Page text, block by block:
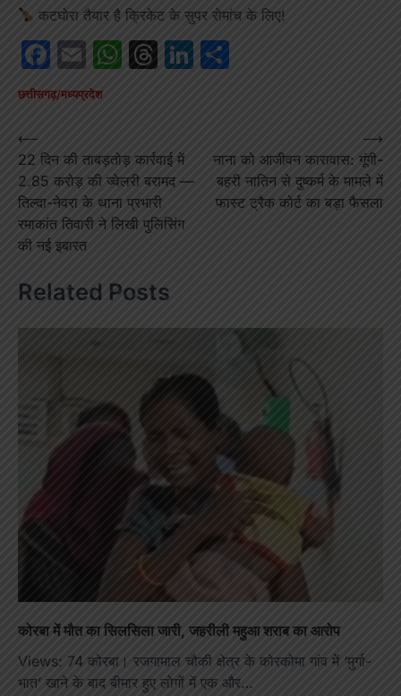
कटघोरा तैयार है क्रिकेट के सुपर रोमांच के लिए!
Facebook
EmailWhatsApp
Threads
LinkedIn
छत्तीसगढ़/मध्यप्रदेश
Post
navigation
⟵
22 दिन की ताबड़तोड़ कार्रवाई में
2.85 करोड़ की ज्वेलरी बरामद —
तिल्दा-नेवरा के थाना प्रभारी
रमाकांत तिवारी ने लिखी पुलिसिंग
की नई इबारत
नाना को आजीवन कारावास: गूंगी-
बहरी नातिन से दुष्कर्म के मामले में
फास्ट ट्रैक कोर्ट का बड़ा फैसला
⟶
Related Posts
कोरबा में मौत का सिलसिला जारी, जहरीली महुआ शराब का आरोप
Views: 74 कोरबा। रजगामाल चौकी क्षेत्र के कोरकोमा गांव में ‘मुर्गा-
भात’ खाने के बाद बीमार हुए लोगों में एक और…